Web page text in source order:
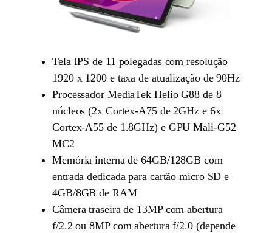
Tela IPS de 11 polegadas com resolução
1920 x 1200 e taxa de atualização de 90Hz
Processador MediaTek Helio G88 de 8
núcleos (2x Cortex-A75 de 2GHz e 6x
Cortex-A55 de 1.8GHz) e GPU Mali-G52
MC2
Memória interna de 64GB/128GB com
entrada dedicada para cartão micro SD e
4GB/8GB de RAM
Câmera traseira de 13MP com abertura
f/2.2 ou 8MP com abertura f/2.0 (depende